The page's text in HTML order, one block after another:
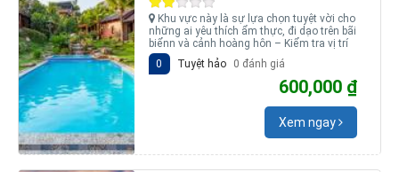
Khu vực này là sự lựa chọn tuyệt vời cho
những ai yêu thích ẩm thực, đi dạo trên bãi
biểnn và cảnh hoàng hôn – Kiểm tra vị trí
Tuyệt hảo
0 đánh giá
0
600,000 ₫
Xem ngay